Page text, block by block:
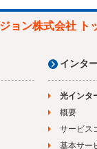
ョン株式会社 ト
インタ
光インタ
概要
サービス
基本サー